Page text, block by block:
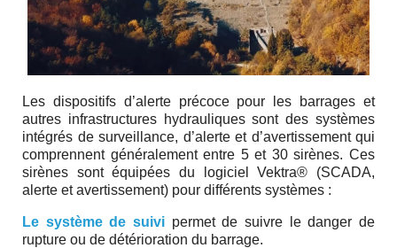
Les dispositifs d’alerte précoce pour les barrages et
autres infrastructures hydrauliques sont des systèmes
intégrés de surveillance, d’alerte et d’avertissement qui
comprennent généralement entre 5 et 30 sirènes. Ces
sirènes sont équipées du logiciel Vektra® (SCADA,
alerte et avertissement) pour différents systèmes :
Le système de suivi permet de suivre le danger de
rupture ou de détérioration du barrage.